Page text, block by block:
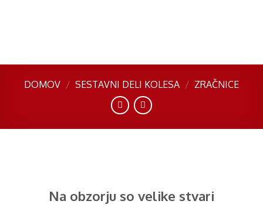
DOMOV / SESTAVNI DELI KOLESA / ZRAČNICE
Na obzorju so velike stvari